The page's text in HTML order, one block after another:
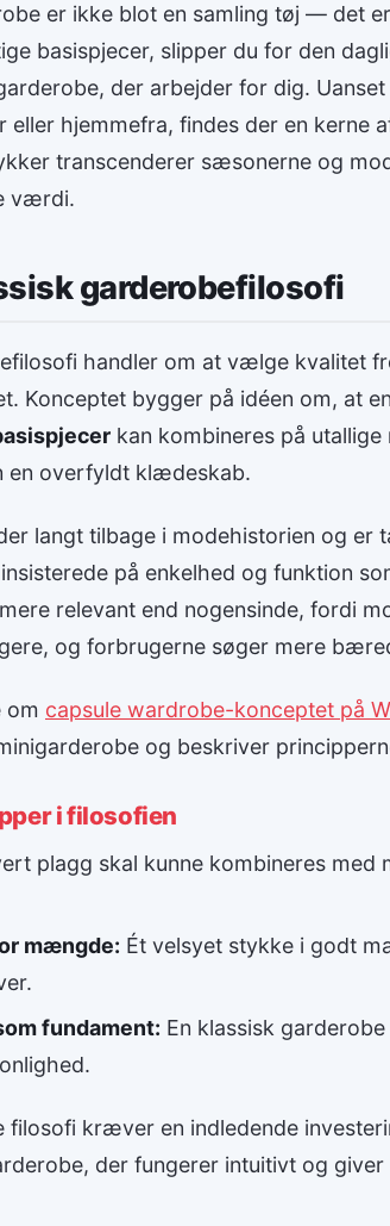
er ikke blot en samling tøj — det
basispjecer, slipper du for den
der arbejder for dig.
eller hjemmefra, findes der en kerne
transcenderer sæsonerne og
værdi.
garderobefilosofi
handler om at vælge kvalitet
Konceptet bygger på idéen om, at
kan kombineres på
en overfyldt klædeskab.
langt tilbage i modehistorien og er
på enkelhed og funktion
relevant end nogensinde, fordi
og forbrugerne søger mere
om capsule wardrobe-konceptet på
og beskriver
i filosofien
plagg skal kunne kombineres med
mængde: Ét velsyet stykke i godt
fundament: En klassisk
filosofi kræver en indledende
der fungerer intuitivt og